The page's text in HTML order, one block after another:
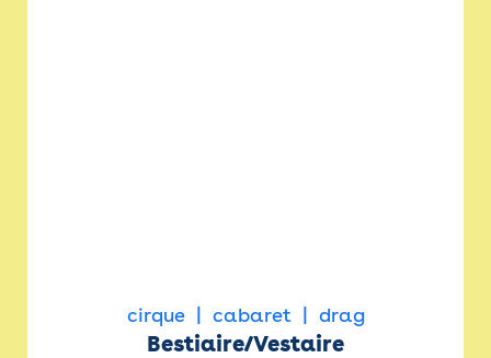
cirque cabaret drag
Bestiaire/Vestaire